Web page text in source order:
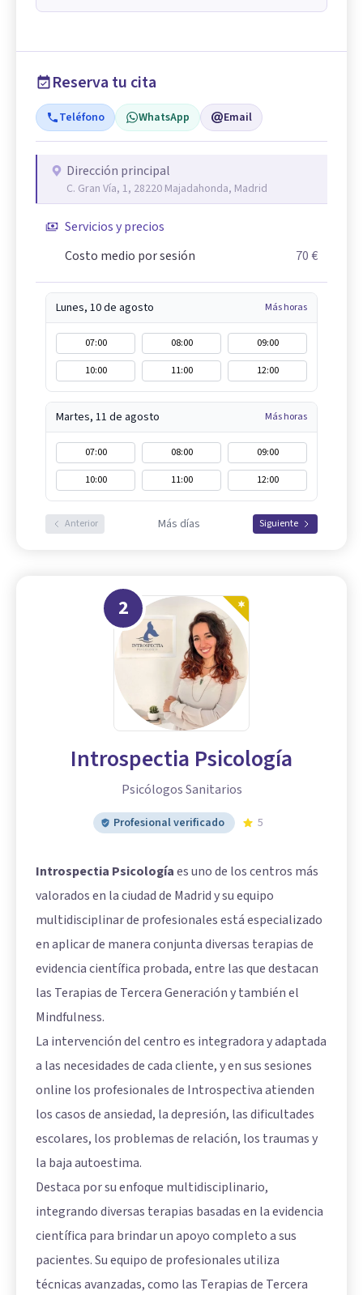
Reserva tu cita
Teléfono WhatsApp Email
Dirección principal
C. Gran Vía, 1, 28220 Majadahonda, Madrid
Servicios y precios
Costo medio por sesión
70 €
Lunes, 10 de agosto Más horas
07:00 08:00
09:00
10:00
11:00 12:00
Martes, 11 de agosto Más horas
07:00 08:00
09:00
10:00
11:00 12:00
Anterior Más días Siguiente
2
Introspectia Psicología
Psicólogos Sanitarios
Profesional verificado 5
Introspectia Psicologíaes uno de los centros más
valorados en la ciudad de Madrid y su equipo
multidisciplinar de profesionales está especializado
en aplicar de manera conjunta diversas terapias de
evidencia científica probada, entre las que destacan
las Terapias de Tercera Generación y también el
Mindfulness.
La intervención del centro es integradora y adaptada
a las necesidades de cada cliente, y en sus sesiones
online los profesionales de Introspectiva atienden
los casos de ansiedad, la depresión, las dificultades
escolares, los problemas de relación, los traumas y
la baja autoestima.
Destaca por su enfoque multidisciplinario,
integrando diversas terapias basadas en la evidencia
científica para brindar un apoyo completo a sus
pacientes. Su equipo de profesionales utiliza
técnicas avanzadas, como las Terapias de Tercera